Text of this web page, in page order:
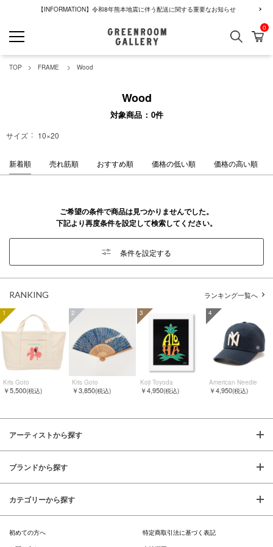
【INFORMATION】令和8年熊本地震に伴う配送に関する重要なお知らせ
検索 カ
0
TOP FRAME Wood
Wood
対象商品 0件
サイズ 10×20
新着順 売れ筋順 おすすめ順 価格の低い順 価格の高い順
ご希望の条件で商品は見つかりませんでした。
下記より再度条件を設定して検索してください。
条件を設定する
RANKING ランキング一覧へ
1
Kris Goto
￥5,500(税込)
2
Kris Goto
￥3,850(税込)
3
Koji Toyoda
￥4,950(税込)
4
American Needle
￥4,950(税込)
アーティストから探す
ブランドから探す
カテゴリーから探す
初めての方へ
特定商取引法に基づく表記